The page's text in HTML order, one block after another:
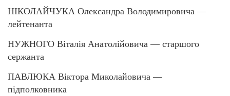
НІКОЛАЙЧУКА Олександра Володимировича —
лейтенанта
НУЖНОГО Віталія Анатолійовича — старшого
сержанта
ПАВЛЮКА Віктора Миколайовича —
підполковника